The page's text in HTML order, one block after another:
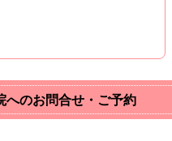
へのお問合せ・ご予約